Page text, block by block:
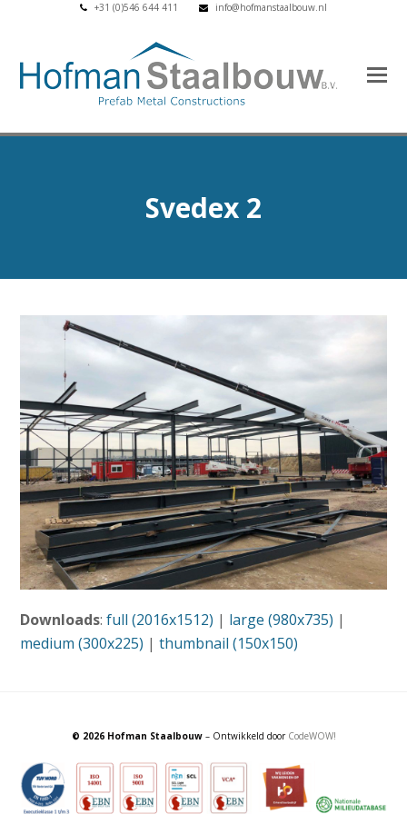
+31 (0)546 644 411 info@hofmanstaalbouw.nl
Svedex 2
Downloads:full (2016x1512) | large (980x735) |
medium (300x225) |thumbnail (150x150)
© 2026 Hofman Staalbouw– Ontwikkeld door CodeWOW!